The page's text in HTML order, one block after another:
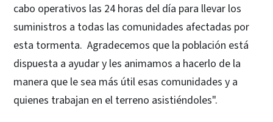
cabo operativos las 24 horas del día para llevar los
suministros a todas las comunidades afectadas por
esta tormenta. Agradecemos que la población está
dispuesta a ayudar y les animamos a hacerlo de la
manera que le sea más útil esas comunidades y a
quienes trabajan en el terreno asistiéndoles".